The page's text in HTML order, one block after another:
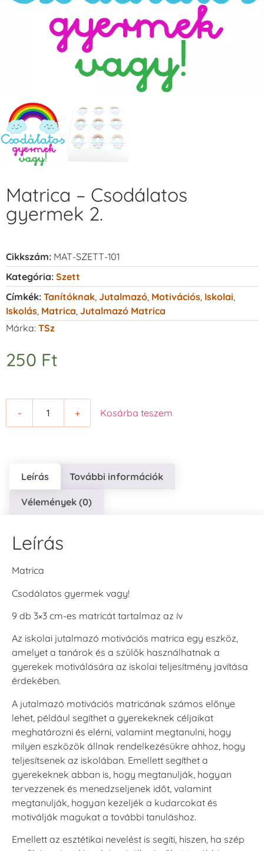
Matrica – Csodálatos
gyermek 2.
Cikkszám: MAT-SZETT-101
Kategória: Szett
Címkék: Tanítóknak Jutalmazó Motivációs Iskolai
Iskolás Matrica Jutalmazó Matrica
Márka: TSz
250 Ft
- + Kosárba teszem
Leírás További információk
Vélemények (0)
Leírás
Matrica
Csodálatos gyermek vagy!
9 db 3×3 cm-es matricát tartalmaz az ív
Az iskolai jutalmazó motivációs matrica egy eszköz,
amelyet a tanárok és a szülők használhatnak a
gyerekek motiválására az iskolai teljesítmény javítása
érdekében.
A jutalmazó motivációs matricának számos előnye
lehet, például segíthet a gyerekeknek céljaikat
meghatározni és elérni, valamint megtanulni, hogy
milyen eszközök állnak rendelkezésükre ahhoz, hogy
teljesítsenek az iskolában. Emellett segíthet a
gyerekeknek abban is, hogy megtanulják, hogyan
tervezzenek és menedzseljenek időt, valamint
megtanulják, hogyan kezeljék a kudarcokat és
motiválják magukat a további tanuláshoz.
Emellett az esztétikai nevelést is segíti, hiszen, ha szép